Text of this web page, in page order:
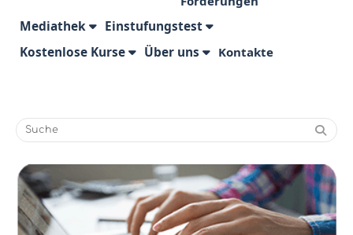
Mediathek
Einstufungstest
Kostenlose Kurse
Über uns Kontakte